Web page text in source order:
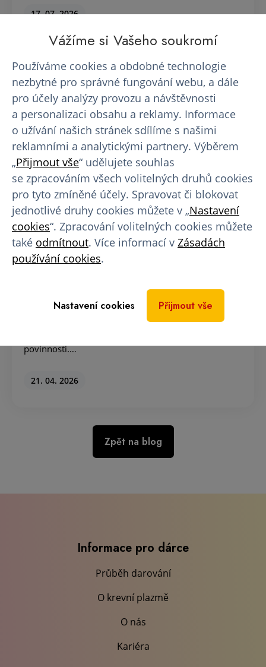
17. 07. 2026
5 důvodů, proč se před prvním
odběrem…
Představa prvního odběru krevní plazmy vyvolává
u mnoha lidí nervozitu. Jehla, neznámé prostředí,
otázky typu…
13. 07. 2026
„Nemám čas.“ Jeden z nejčastějších důvodů, proč lidé
povinnosti.…
21. 04. 2026
Zpět na blog
Informace pro dárce
Průběh darování
O krevní plazmě
O nás
Kariéra
Vážíme si Vašeho soukromí
Používáme cookies a obdobné technologie
nezbytné pro správné fungování webu, a dále
pro účely analýzy provozu a návštěvnosti
a personalizaci obsahu a reklamy. Informace
o užívání našich stránek sdílíme s našimi
reklamními a analytickými partnery. Výběrem
„Přijmout vše“ udělujete souhlas
se zpracováním všech volitelných druhů cookies
pro tyto zmíněné účely. Spravovat či blokovat
jednotlivé druhy cookies můžete v „Nastavení
cookies“. Zpracování volitelných cookies můžete
také odmítnout. Více informací v Zásadách
používání cookies.
Nastavení cookies Přijmout vše